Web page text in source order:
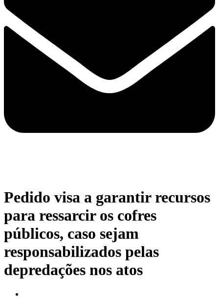
Pedido visa a garantir recursos
para ressarcir os cofres
públicos, caso sejam
responsabilizados pelas
depredações nos atos